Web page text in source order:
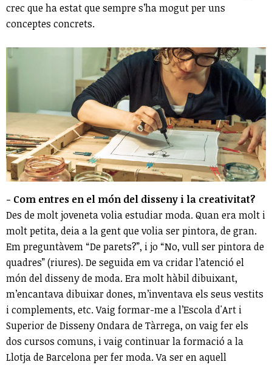
crec que ha estat que sempre s’ha mogut per uns
conceptes concrets.
- Com entres en el món del disseny i la creativitat?
Des de molt joveneta volia estudiar moda. Quan era molt i
molt petita, deia a la gent que volia ser pintora, de gran.
Em preguntàvem “De parets?”, i jo “No, vull ser pintora de
quadres” (riures). De seguida em va cridar l’atenció el
món del disseny de moda. Era molt hàbil dibuixant,
m’encantava dibuixar dones, m’inventava els seus vestits
i complements, etc. Vaig formar-me a l’Escola d'Art i
Superior de Disseny Ondara de Tàrrega, on vaig fer els
dos cursos comuns, i vaig continuar la formació a la
Llotja de Barcelona per fer moda. Va ser en aquell